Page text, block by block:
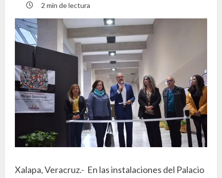
2 min de lectura
Xalapa, Veracruz.- En las instalaciones del Palacio